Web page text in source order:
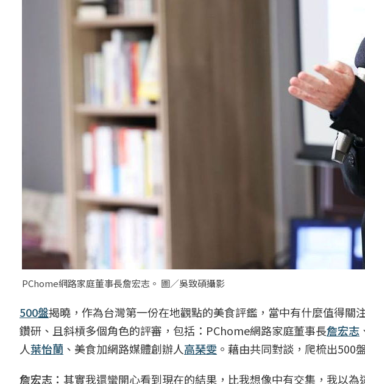
PChome網路家庭董事長詹宏志。 圖／吳致碩攝影
500盤揭曉，作為台灣第一份在地觀點的美食評鑑，當中有什麼值得關
鑽研、且斜槓多個角色的評審，包括：PChome網路家庭董事長詹宏志
人葉怡蘭 、美食加網路媒體創辦人高琹雯 。藉由共同對談，爬梳出500
詹宏志： 其實我還蠻開心看到現在的結果，比我想像中有交集，我以